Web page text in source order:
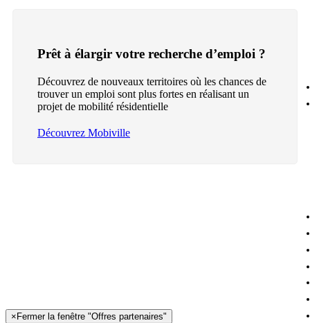
Prêt à élargir votre recherche d’emploi ?
Découvrez de nouveaux territoires où les chances de
trouver un emploi sont plus fortes en réalisant un
projet de mobilité résidentielle
Découvrez Mobiville
× Fermer la fenêtre "Offres partenaires"